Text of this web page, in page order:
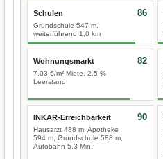
Schulen
Grundschule 547 m,
weiterführend 1,0 km
86
Wohnungsmarkt
7,03 €/m² Miete, 2,5 %
Leerstand
82
INKAR-Erreichbarkeit
Hausarzt 488 m, Apotheke
594 m, Grundschule 588 m,
Autobahn 5,3 Min.
90